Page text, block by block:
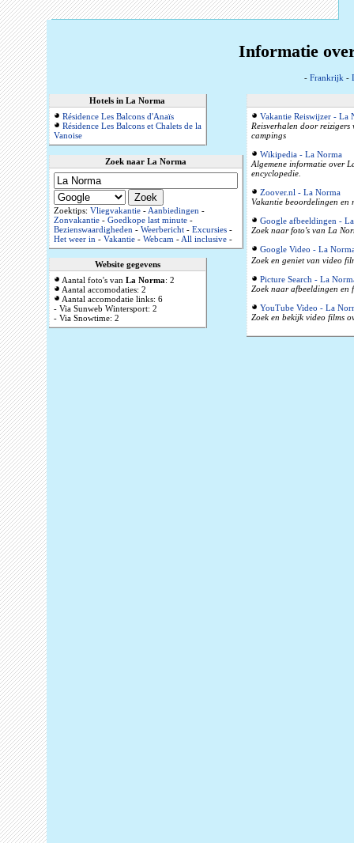
Informatie
- Frankrijk-
Hotels in La Norma
Résidence Les Balcons d'Anaïs
Résidence Les Balcons et Chalets de la
Vanoise
Zoek naar La Norma
Zoektips: Vliegvakantie-Aanbiedingen-
Zonvakantie- Goedkope last minute-
Bezienswaardigheden- Weerbericht- Excursies-
Het weer in- Vakantie- Webcam-All inclusive-
Website gegevens
Aantal foto's van La Norma: 2
Aantal accomodaties: 2
Aantal accomodatie links: 6
- Via Sunweb Wintersport: 2
- Via Snowtime: 2
Vakantie Reiswijzer - La
Reisverhalen door reizigers
campings
Wikipedia - La Norma
Algemene informatie over
encyclopedie.
Zoover.nl - La Norma
Vakantie beoordelingen en
Google afbeeldingen -
Zoek naar foto's van La
Google Video - La
Zoek en geniet van video
Picture Search - La
Zoek naar afbeeldingen en
YouTube Video - La
Zoek en bekijk video films